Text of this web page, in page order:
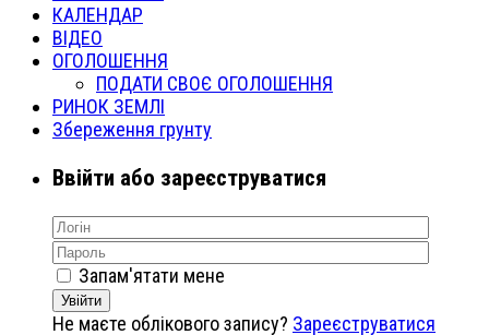
КАЛЕНДАР
ВІДЕО
ОГОЛОШЕННЯ
ПОДАТИ СВОЄ ОГОЛОШЕННЯ
РИНОК ЗЕМЛІ
Збереження грунту
Ввійти або зареєструватися
Запам'ятати мене
Увійти
Не маєте облікового запису? Зареєструватися